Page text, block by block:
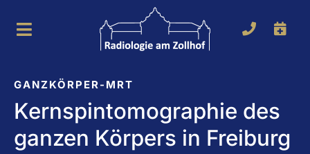
InhaltToggle
MRT
CT
Brustdiagnostik
GANZKÖRPER-MRT
Kernspintomographie des
ganzen Körpers in Freiburg